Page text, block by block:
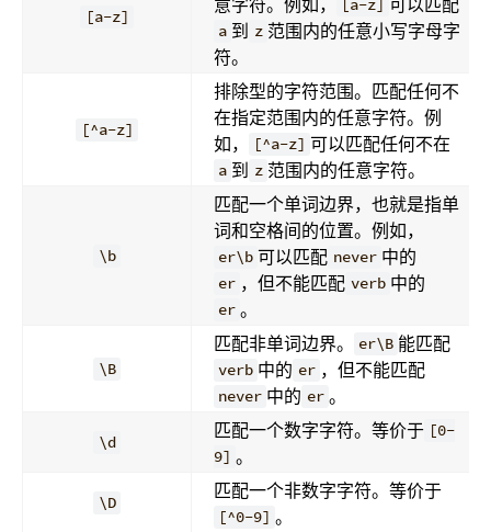
[a-z]
[a-z]
a 到 z 范围内的任意小写字母字
符。
[^a-z]
排除型的字符范围。匹配任何不
在指定范围内的任意字符。例
如，
[^a-z] 可以匹配任何不在
a 到 z 范围内的任意字符。
\b
匹配一个单词边界，也就是指单
词和空格间的位置。例如，
er\b 可以匹配 never 中的
er ，但不能匹配 verb 中的
er 。
\B
匹配非单词边界。 er\B 能匹配
verb 中的 er ，但不能匹配
never 中的 er 。
\d
匹配一个数字字符。等价于 [0-
9] 。
\D
匹配一个非数字字符。等价于
[^0-9] 。